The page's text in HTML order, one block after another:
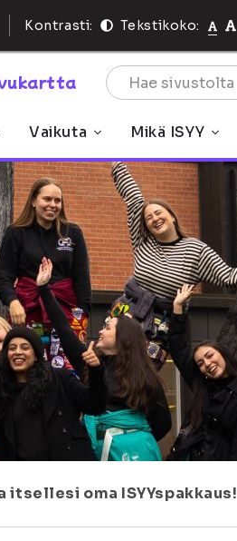
Kontrasti: Tekstikoko:
Vaikuta Mikä ISYY
oma ISYYspakkaus!